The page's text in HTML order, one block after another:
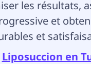
les résultats,
et
et
Liposuccion en